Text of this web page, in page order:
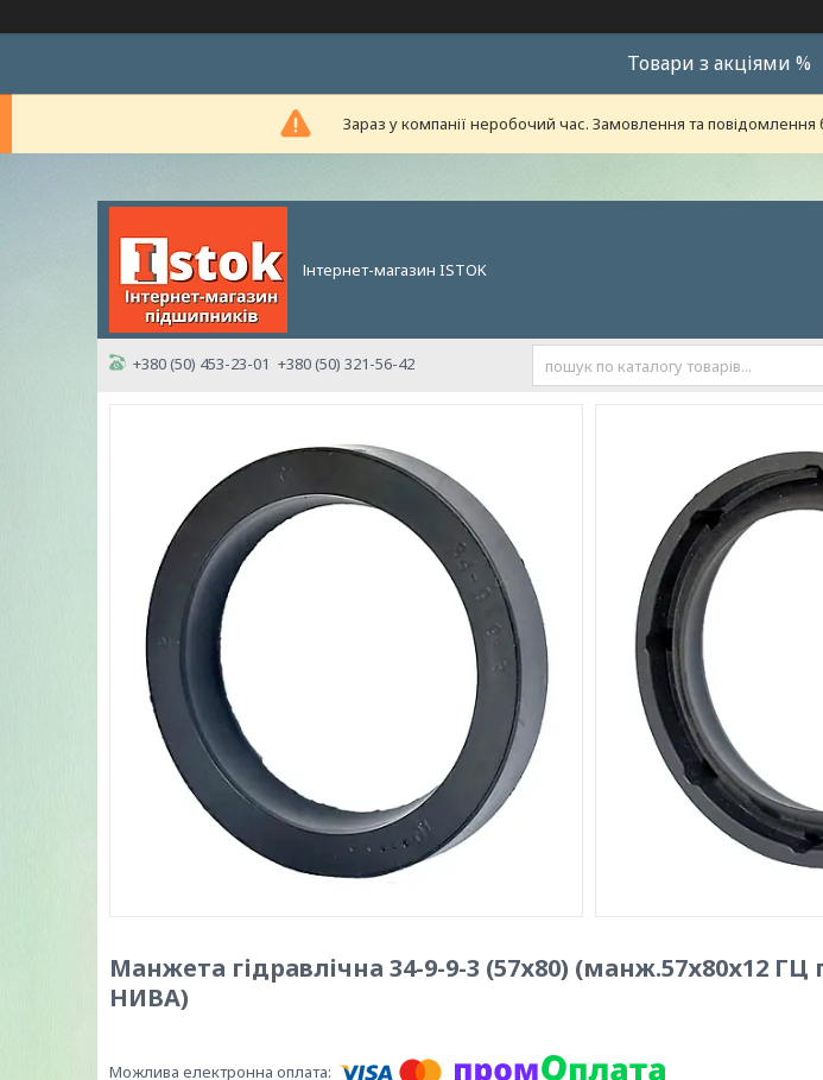
Товари з акціями %
Зараз у компанії неробочий час. Замовлення та
Інтернет-магазин ISTOK
+380 (50) 453-23-01 +380 (50) 321-56-42
Манжета гідравлічна 34-9-9-3 (57х80) (манж.57х80х12
НИВА)